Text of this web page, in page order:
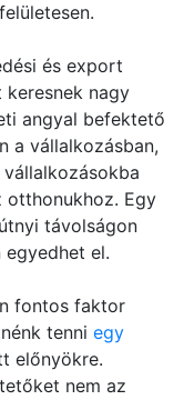
és export
nagy
angyal befektető
a vállalkozásban,
otthonukhoz. Egy
távolságon
el.
fontos faktor
tenni egy
előnyökre.
nem az